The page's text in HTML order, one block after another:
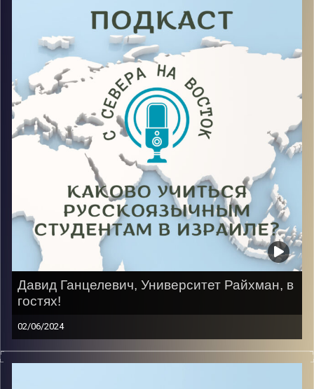
Иерусалимском университете, первое время жила
одна, учила новый язык, но с большой любовью и
преданностью к стране. Сейчас она продолжает
учиться на иврите, не побоясь сложностей, на
первом курсе факультета «Экономика и бизнес».
Image Credits:AudioVersity
Давид Ганцелевич, Университет Райхман, в
гостях!
02/06/2024
Быть подростком очень трудно, особенно когда ты в
16 лет один в чужой стране. Путь в Израиле у нашего